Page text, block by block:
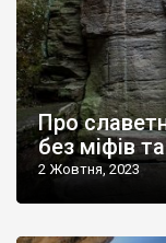
Про
без міфів
2 Жовтня, 2023